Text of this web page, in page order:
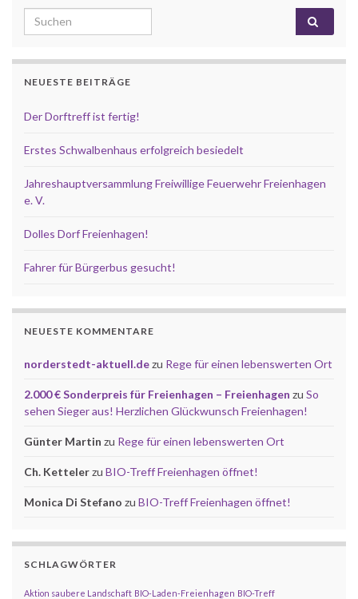
Search for:
NEUESTE BEITRÄGE
Der Dorftreff ist fertig!
Erstes Schwalbenhaus erfolgreich besiedelt
Jahreshauptversammlung Freiwillige Feuerwehr Freienhagen
e. V.
Dolles Dorf Freienhagen!
Fahrer für Bürgerbus gesucht!
NEUESTE KOMMENTARE
norderstedt-aktuell.dezu Rege für einen lebenswerten Ort
2.000 € Sonderpreis für Freienhagen – Freienhagen zu So
sehen Sieger aus! Herzlichen Glückwunsch Freienhagen!
Günter Martin zu Rege für einen lebenswerten Ort
Ch. Kettelerzu BIO-Treff Freienhagen öffnet!
Monica Di Stefano zu BIO-Treff Freienhagen öffnet!
SCHLAGWÖRTER
Aktion saubere Landschaft BIO-Laden-Freienhagen BIO-Treff